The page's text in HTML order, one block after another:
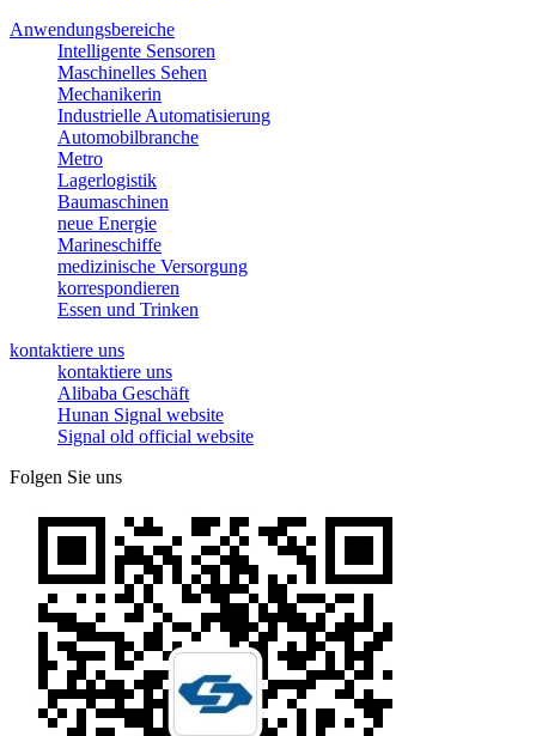
Anwendungsbereiche
Intelligente Sensoren
Maschinelles Sehen
Mechanikerin
Industrielle Automatisierung
Automobilbranche
Metro
Lagerlogistik
Baumaschinen
neue Energie
Marineschiffe
medizinische Versorgung
korrespondieren
Essen und Trinken
kontaktiere uns
kontaktiere uns
Alibaba Geschäft
Hunan Signal website
Signal old official website
Folgen Sie uns